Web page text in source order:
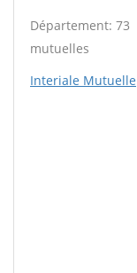
Département: 73
mutuelles
Interiale Mutuelle